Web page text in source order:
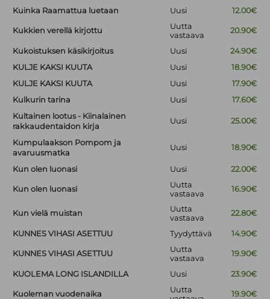
Kuinka Raamattua luetaan
Uusi 12.00€
Kukkien verellä kirjottu
Uutta
vastaava
20.90€
Kukoistuksen käsikirjoitus Uusi
24.90€
KULJE KAKSI KUUTA
Uusi
18.90€
KULJE KAKSI KUUTA
Uusi
17.90€
Kulkurin tarina
Uusi
17.60€
Kultainen lootus - Kiinalainen
rakkaudentaidon kirja
Uusi 25.00€
Kumpulaakson Pompom ja
avaruusmatka
Uusi 18.90€
Kun olen luonasi Uusi 22.00€
Kun olen luonasi
Uutta
vastaava
16.90€
Kun vielä muistan
Uutta
vastaava
22.80€
KUNNES VIHASI ASETTUU Tyydyttävä 14.90€
KUNNES VIHASI ASETTUU
Uutta
vastaava
19.90€
KUOLEMA LONG ISLANDILLA Uusi 23.90€
Kuoleman vuodenaika
Uutta
19.90€